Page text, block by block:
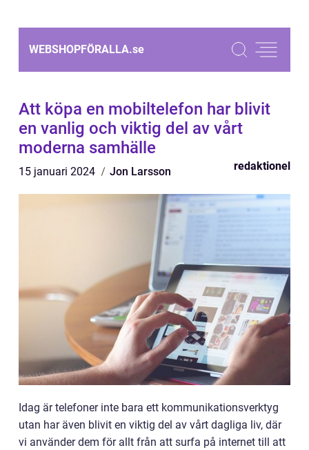
WEBSHOPFÖRALLA.se
Att köpa en mobiltelefon har blivit
en vanlig och viktig del av vårt
moderna samhälle
15 januari 2024 Jon Larsson redaktionel
Idag är telefoner inte bara ett kommunikationsverktyg
utan har även blivit en viktig del av vårt dagliga liv, där
vi använder dem för allt från att surfa på internet till att